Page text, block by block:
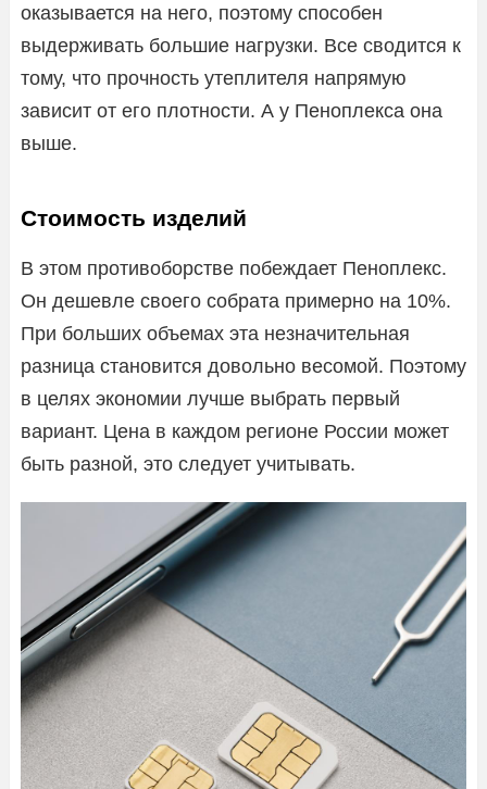
оказывается на него, поэтому способен
выдерживать большие нагрузки. Все сводится к
тому, что прочность утеплителя напрямую
зависит от его плотности. А у Пеноплекса она
выше.
Стоимость изделий
В этом противоборстве побеждает Пеноплекс.
Он дешевле своего собрата примерно на 10%.
При больших объемах эта незначительная
разница становится довольно весомой. Поэтому
в целях экономии лучше выбрать первый
вариант. Цена в каждом регионе России может
быть разной, это следует учитывать.